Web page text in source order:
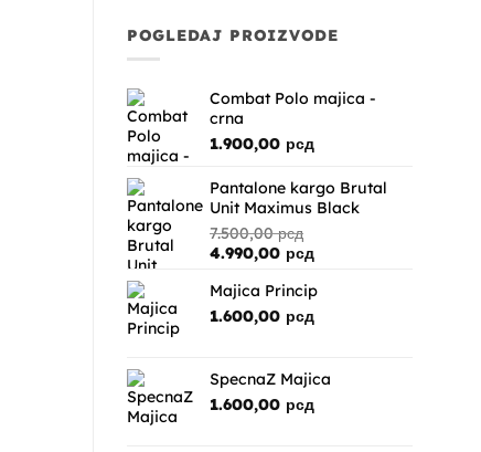
POGLEDAJ PROIZVODE
Combat Polo majica -
crna
1.900,00 рсд
Pantalone kargo Brutal
Unit Maximus Black
7.500,00рсд
Originalna
je
bila:
7.500,00 рсд.
4.990,00 рсд
je:
Majica Princip
1.600,00 рсд
SpecnaZ Majica
1.600,00 рсд